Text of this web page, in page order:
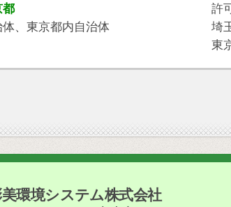
都
、東京都内自治体
許
埼
東
環境システム株式会社